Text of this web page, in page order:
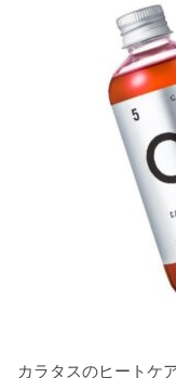
カラタスのヒートケ